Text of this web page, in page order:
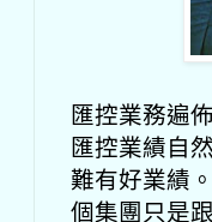
匯控業務遍
匯控業績自
難有好業績
個集團只是